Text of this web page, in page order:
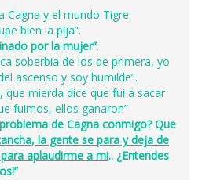
Cagna y el mundo Tigre:
bien la pija”.
por la mujer”.
soberbia de los de primera, yo
ascenso y soy humilde”.
que mierda dice que fui a sacar
fuimos, ellos ganaron”
de Cagna conmigo? Que
la gente se para y deja de
para aplaudirme a mi.. ¿Entendes